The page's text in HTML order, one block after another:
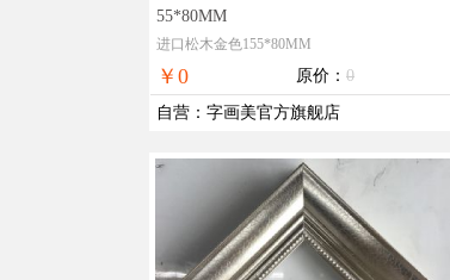
55*80MM
进口松木金色155*80MM
￥0 原价： 0
自营 ： 字画美官方旗舰店